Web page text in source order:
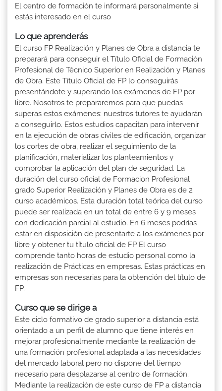
El centro de formación te informará personalmente si
estás interesado en el curso
Lo que aprenderás
El curso FP Realización y Planes de Obra a distancia te
preparará para conseguir el Título Oficial de Formación
Profesional de Técnico Superior en Realización y Planes
de Obra. Este Título Oficial de FP lo conseguirás
presentándote y superando los exámenes de FP por
libre. Nosotros te prepararemos para que puedas
superas estos exámenes: nuestros tutores te ayudarán
a conseguirlo. Estos estudios capacitan para intervenir
en la ejecución de obras civiles de edificación, organizar
los cortes de obra, realizar el seguimiento de la
planificación, materializar los planteamientos y
comprobar la aplicación del plan de seguridad. La
duración del curso oficial de Formacion Profesional
grado Superior Realización y Planes de Obra es de 2
curso académicos. Esta duración total teórica del curso
puede ser realizada en un total de entre 6 y 9 meses
con dedicación parcial al estudio. En 6 meses podrías
estar en disposición de presentarte a los exámenes por
libre y obtener tu título oficial de FP El curso
comprende tanto horas de estudio personal como la
realización de Prácticas en empresas. Estas prácticas en
empresas son necesarias para la obtención del título de
FP.
Curso que se dirige a
Este ciclo formativo de grado superior a distancia está
orientado a un perfil de alumno que tiene interés en
mejorar profesionalmente mediante la realización de
una formación profesional adaptada a las necesidades
del mercado laboral pero no dispone del tiempo
necesario para desplazarse al centro de formación.
Mediante la realización de este curso de FP a distancia